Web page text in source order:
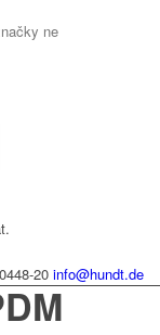
20 info@hundt.de